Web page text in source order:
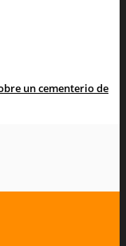
un cementerio de